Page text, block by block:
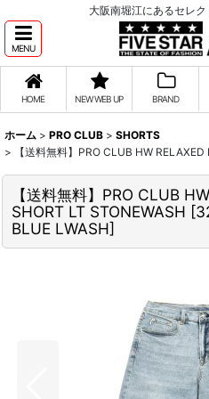
大阪南堀江にあるセレ
MENU
HOME NEW WEB UP BRAND
ホーム > PRO CLUB > SHORTS
>
【送料無料】PRO CLUB HW
【送料無料】PRO CLUB
SHORT LT STONEWASH [
BLUE LWASH]